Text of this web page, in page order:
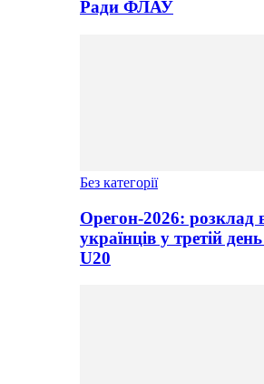
Ради ФЛАУ
Без категорії
Орегон-2026: розклад
українців у третій
U20